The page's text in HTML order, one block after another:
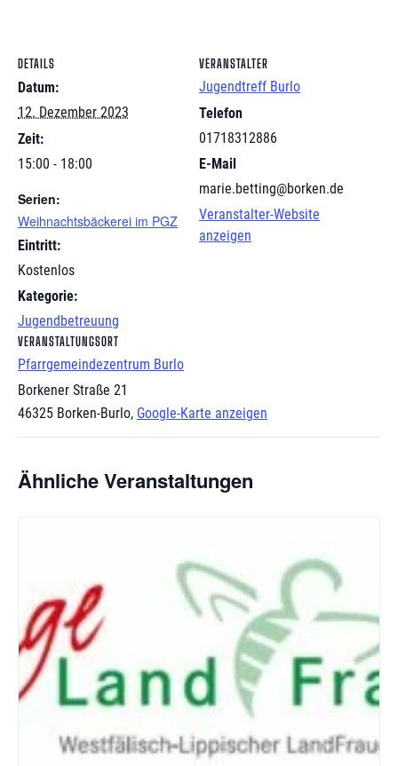
DETAILS
Datum:
12. Dezember 2023
Zeit:
15:00 - 18:00
Serien:
Weihnachtsbäckerei im PGZ
Eintritt:
Kostenlos
Kategorie:
Jugendbetreuung
VERANSTALTUNGSORT
Pfarrgemeindezentrum Burlo
Borkener Straße 21
46325 Borken-Burlo, Google-Karte anzeigen
VERANSTALTER
Jugendtreff Burlo
Telefon
01718312886
E-Mail
marie.betting@borken.de
Veranstalter-Website
anzeigen
Ähnliche Veranstaltungen